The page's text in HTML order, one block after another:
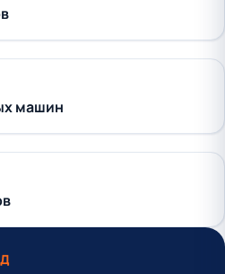
машин